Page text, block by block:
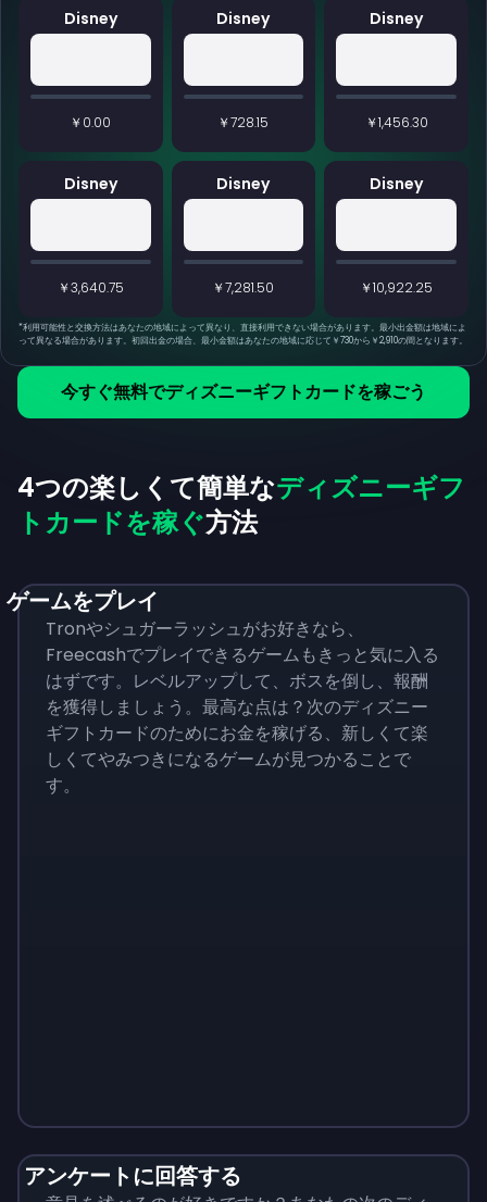
今すぐ無料でディズニーギフトカードを稼ごう
Disney
￥0.00
Disney
￥728.15
Disney
￥1,456.30
Disney
￥3,640.75
Disney
￥7,281.50
Disney
￥10,922.25
*利用可能性と交換方法はあなたの地域によって異なり、直接利用できない場合があります。最小出金額は地域によ
って異なる場合があります。初回出金の場合、最小金額はあなたの地域に応じて￥730から￥2,910の間となります。
4つの楽しくて簡単なディズニーギフ
トカードを稼ぐ方法
ゲームをプレイ
Tronやシュガーラッシュがお好きなら、
Freecashでプレイできるゲームもきっと気に入る
はずです。レベルアップして、ボスを倒し、報酬
を獲得しましょう。最高な点は？次のディズニー
ギフトカードのためにお金を稼げる、新しくて楽
しくてやみつきになるゲームが見つかることで
す。
アンケートに回答する